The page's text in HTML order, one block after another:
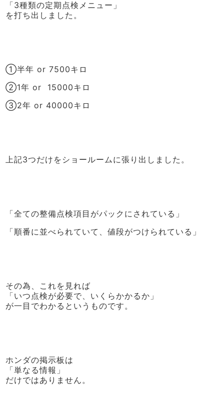
「3種類の定期点検メニュー」
を打ち出しました。
①半年 or 7500キロ
②1年 or 15000キロ
③2年 or 40000キロ
上記3つだけをショールームに張り出しました。
「全ての整備点検項目がパックにされている」
「順番に並べられていて、値段がつけられている」
その為、これを見れば
「いつ点検が必要で、いくらかかるか」
が一目でわかるというものです。
ホンダの掲示板は
「単なる情報」
だけではありません。